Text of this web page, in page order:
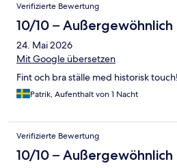
Verifizierte Bewertung
10/10 – Außergewöhnlich
24. Mai 2026
Mit Google übersetzen
Fint och bra ställe med historisk touch!
Patrik, Aufenthalt von 1 Nacht
Verifizierte Bewertung
10/10 – Außergewöhnlich